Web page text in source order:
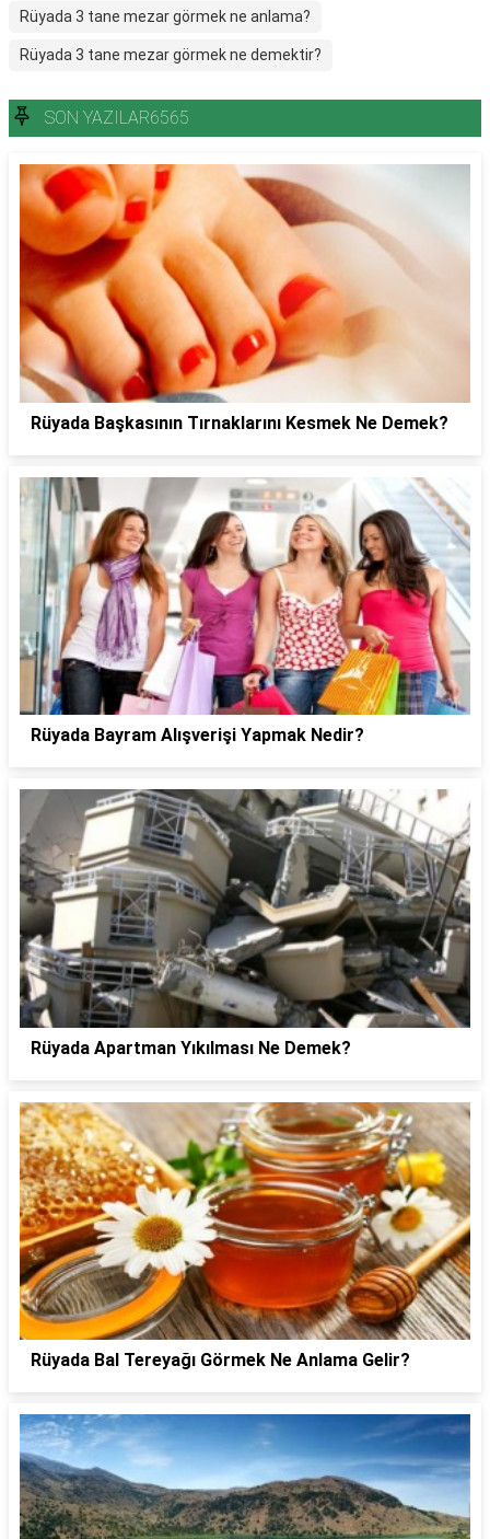
Rüyada 3 tane mezar görmek ne anlama?
Rüyada 3 tane mezar görmek ne demektir?
SON YAZILAR6565
Rüyada Başkasının Tırnaklarını Kesmek Ne Demek?
Rüyada Bayram Alışverişi Yapmak Nedir?
Rüyada Apartman Yıkılması Ne Demek?
Rüyada Bal Tereyağı Görmek Ne Anlama Gelir?